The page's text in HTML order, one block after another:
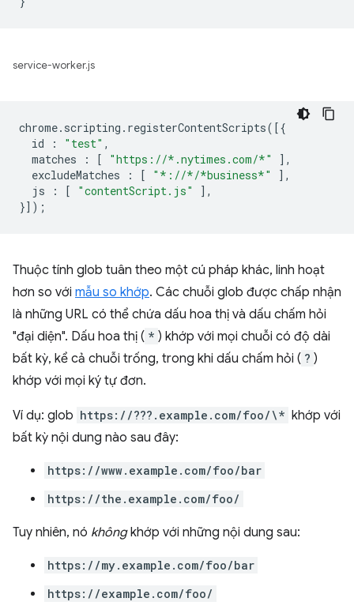
service-worker.js
chrome. scripting . registerContentScripts([{
id
: "test" ,
matches
: [ "https://*.nytimes.com/*"
],
excludeMatches
: [ "*://*/*business*"
],
js
: [ "contentScript.js"
],
}]);
Thuộc tính glob tuân theo một cú pháp khác, linh hoạt
hơn so với mẫu so khớp. Các chuỗi glob được chấp nhận
là những URL có thể chứa dấu hoa thị và dấu chấm hỏi
"đại diện". Dấu hoa thị ( * ) khớp với mọi chuỗi có độ dài
bất kỳ, kể cả chuỗi trống, trong khi dấu chấm hỏi ( ? )
khớp với mọi ký tự đơn.
Ví dụ: glob https://???.example.com/foo/\* khớp với
bất kỳ nội dung nào sau đây:
https://www.example.com/foo/bar
https://the.example.com/foo/
Tuy nhiên, nó khôngkhớp với những nội dung sau:
https://my.example.com/foo/bar
https://example.com/foo/